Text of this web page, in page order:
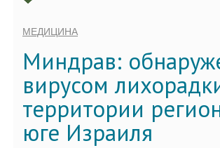
МЕДИЦИНА
Миндрав:
вирусом
территории
юге Израиля